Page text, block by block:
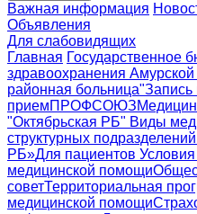
Важная информация
Объявления
Для слабовидящих
Главная Государственное
здравоохранения Амурской
районная больница"Запись
приемПРОФСОЮЗ
"Октябрьская РБ" Виды
структурных
РБ»Для пациентов
медицинской помощи
советТерриториальная
медицинской помощи